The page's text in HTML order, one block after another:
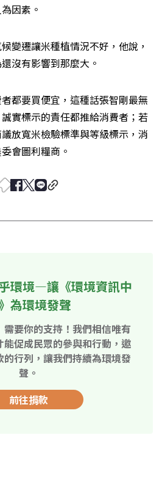
因素。
變遷讓米種植情況不好，他說，
沒有影響到那麼大。
都要買便宜，這種話張智剛最無
實標示的責任都推給消費者；若
放寬米檢驗標準與等級標示，消
會圖利糧商。
環境—讓《環境資訊中
為環境發聲
需要你的支持！我們相信唯有
能促成民眾的參與和行動，邀
的行列，讓我們持續為環境發
聲。
前往捐款